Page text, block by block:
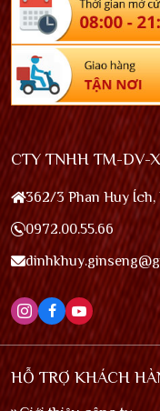
CTY TNHH TM-DV-
362/3 Phan Huy Ích,
0972.00.55.66
HỖ TRỢ KHÁCH